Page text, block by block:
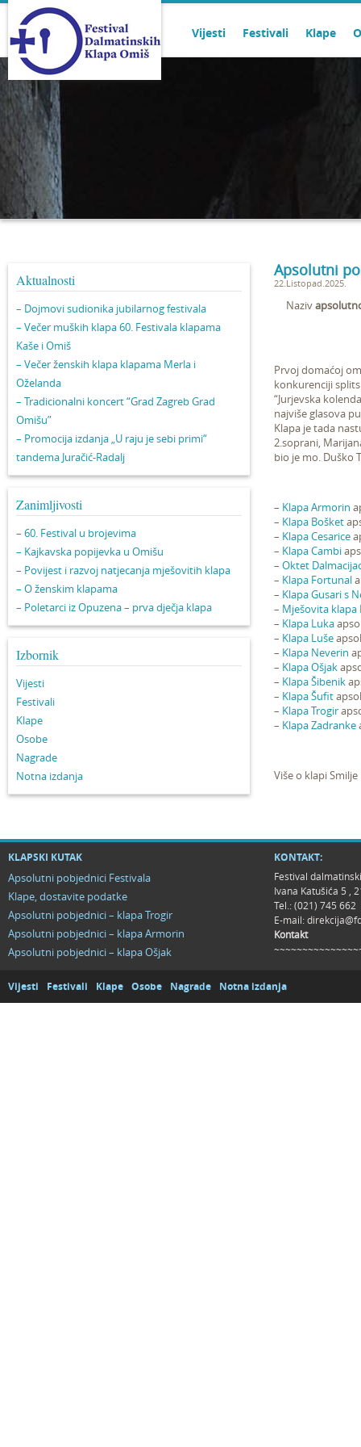
Vijesti Festivali Klape
Aktualnosti
– Dojmovi sudionika jubilarnog festivala
– Večer muških klapa 60. Festivala klapama
Kaše i Omiš
– Večer ženskih klapa klapama Merla i
Oželanda
– Tradicionalni koncert “Grad Zagreb Grad
Omišu”
– Promocija izdanja „U raju je sebi primi“
tandema Juračić-Radalj
Zanimljivosti
– 60. Festival u brojevima
– Kajkavska popijevka u Omišu
– Povijest i razvoj natjecanja mješovitih klapa
– O ženskim klapama
– Poletarci iz Opuzena – prva dječja klapa
Izbornik
Vijesti
Festivali
Klape
Osobe
Nagrade
Notna izdanja
Apsolutni
22.Listopad.2025.
Naziv
Prvoj domaćoj
konkurenciji
“Jurjevska
najviše glasova
Klapa je tada
2.soprani,
bio je mo. Duško
– Klapa Armorin
– Klapa Bošket
– Klapa Cesarice
– Klapa Cambi
– Oktet
– Klapa Fortunal
– Klapa Gusari s
– Mješovita klapa
– Klapa Luka
– Klapa Luše
– Klapa Neverin
– Klapa Ošjak
– Klapa Šibenik
– Klapa Šufit
– Klapa Trogir
– Klapa Zadranke
Više o klapi
KLAPSKI KUTAK
Apsolutni pobjednici Festivala
Klape, dostavite podatke
Apsolutni pobjednici – klapa Trogir
Apsolutni pobjednici – klapa Armorin
Apsolutni pobjednici – klapa Ošjak
KONTAKT:
Festival
Ivana Katušića 5 ,
Tel.: (021) 745 662
E-mail:
Kontakt
Vijesti Festivali Klape Osobe Nagrade Notna izdanja